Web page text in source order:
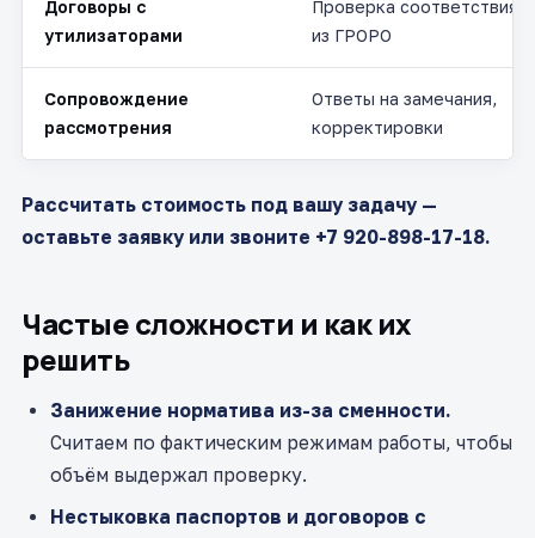
Договоры с
утилизаторами
Проверка соответствия
из ГРОРО
Сопровождение
рассмотрения
Ответы на замечания,
корректировки
Рассчитать стоимость под вашу задачу —
оставьте заявку или звоните +7 920-898-17-18.
Частые сложности и как их
решить
Занижение норматива из-за сменности.
Считаем по фактическим режимам работы, чтобы
объём выдержал проверку.
Нестыковка паспортов и договоров с